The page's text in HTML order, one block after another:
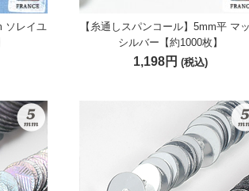
ソレイユ
【糸通しスパンコール】5mm平 マ
シルバー【約1000枚】
1,198円 (税込)